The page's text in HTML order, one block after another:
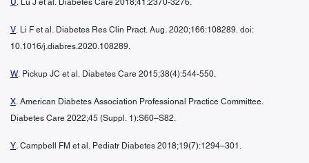
U. Lu J et al. Diabetes Care 2018;41:2370-3276.
V. Li F et al. Diabetes Res Clin Pract. Aug. 2020;166:108289. doi:
10.1016/j.diabres.2020.108289.
W. Pickup JC et al. Diabetes Care 2015;38(4):544-550.
X. American Diabetes Association Professional Practice Committee.
Diabetes Care 2022;45 (Suppl. 1):S60–S82.
Y. Campbell FM et al. Pediatr Diabetes 2018;19(7):1294–301.